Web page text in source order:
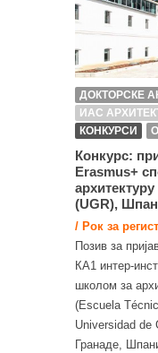
ДОКТОРСКЕ
ИАС
КОНКУРСИ
Конкурс:
Erasmus+
(UGR),
/ Рок за
Позив за
КА1 интер-
школом за
(Escuela
Universidad de
Гранаде,